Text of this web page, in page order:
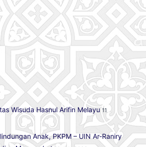
Wisuda Hasnul Arifin Melayu 11
Anak, PKPM – UIN Ar-Raniry